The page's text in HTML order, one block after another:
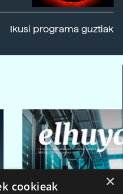
Ikusi programa guztiak
×
cookieak